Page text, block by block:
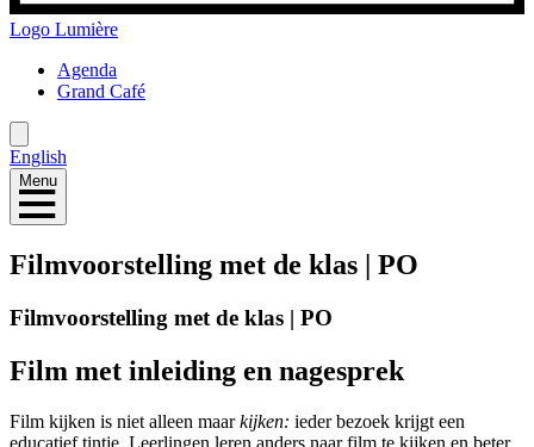
Logo Lumière
Agenda
Grand Café
English
Menu
Filmvoorstelling met de klas | PO
Filmvoorstelling met de klas | PO
Film met inleiding en nagesprek
Film kijken is niet alleen maarkijken: ieder bezoek krijgt een
educatief tintje. Leerlingen leren anders naar film te kijken en beter